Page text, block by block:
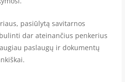
pasiūlytą savitarnos
dar ateinančius penkerius
paslaugų ir dokumentų